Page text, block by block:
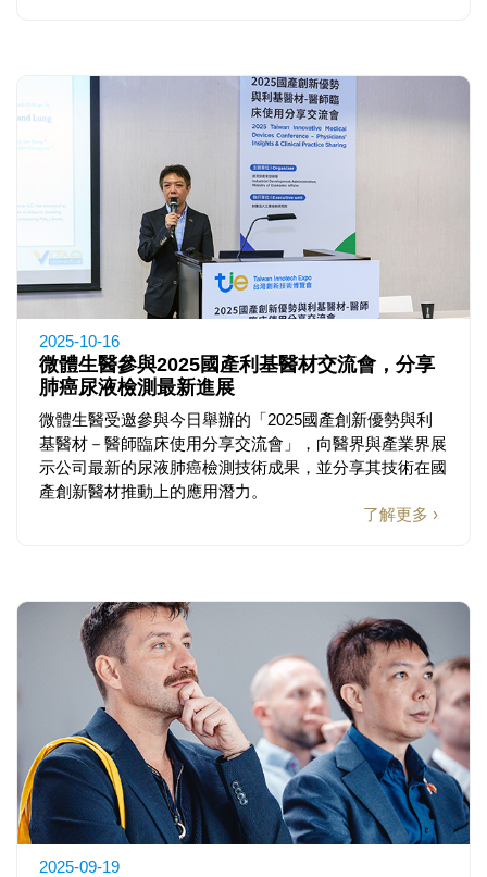
2025-10-16
微體生醫參與2025國產利基醫材交流會，分享
肺癌尿液檢測最新進展
微體生醫受邀參與今日舉辦的「2025國產創新優勢與利
基醫材－醫師臨床使用分享交流會」，向醫界與產業界展
示公司最新的尿液肺癌檢測技術成果，並分享其技術在國
產創新醫材推動上的應用潛力。
了解更多 ›
2025-09-19